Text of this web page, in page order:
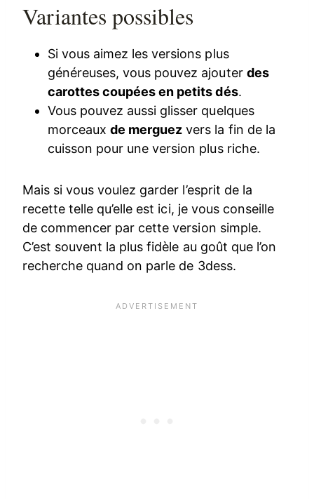
Variantes possibles
Si vous aimez les versions plus
généreuses, vous pouvez ajouter des
carottes coupées en petits dés.
Vous pouvez aussi glisser quelques
morceauxde merguez vers la fin de la
cuisson pour une version plus riche.
Mais si vous voulez garder l’esprit de la
recette telle qu’elle est ici, je vous conseille
de commencer par cette version simple.
C’est souvent la plus fidèle au goût que l’on
recherche quand on parle de 3dess.